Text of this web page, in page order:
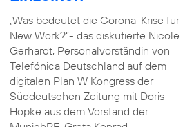
„Was bedeutet die Corona-Krise für
New Work?“- das diskutierte Nicole
Gerhardt, Personalvorständin von
Telefónica Deutschland auf dem
digitalen Plan W Kongress der
Süddeutschen Zeitung mit Doris
Höpke aus dem Vorstand der